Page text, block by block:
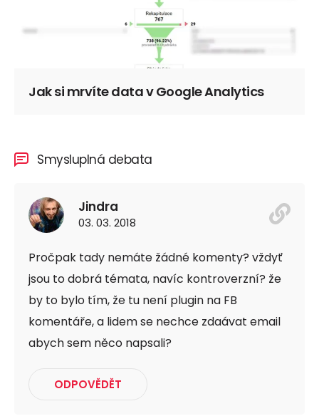
Jak si mrvíte data v Google Analytics
Smysluplná debata
Jindra
03. 03. 2018
Pročpak tady nemáte žádné komenty? vždyť
jsou to dobrá témata, navíc kontroverzní? že
by to bylo tím, že tu není plugin na FB
komentáře, a lidem se nechce zdaávat email
abych sem něco napsali?
ODPOVĚDĚT